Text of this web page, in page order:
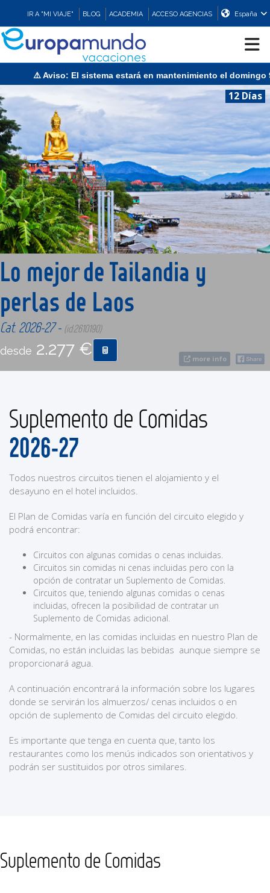
IR A "MI VIAJE" BLOG ACADEMIA ACCESO AGENCIAS España
CRUCEROS
EUROPA
ASIA
ORIENTE
PROMOCIONES
COMPRAR
CONTACTO
⚠️ Aviso: El sistema estará en mantenimiento el domingo 9 de
12 Días
more info
Lo mejor de Tailandia y
perlas de Laos
Cat. 2026-27 - (id:2610190)
desde 2.277 €
Suplemento de Comidas
2026-27
Todos nuestros circuitos tienen el alojamiento y el
desayuno en el hotel incluidos.
El Plan de Comidas varía en función del circuito elegido y
podrá encontrar:
Circuitos con algunas comidas o cenas incluidas.
Circuitos sin comidas ni cenas incluidas pero con la
opción de contratar un Suplemento de Comidas.
Circuitos que, teniendo algunas comidas o cenas
incluidas, ofrecen la posibilidad de contratar un
Suplemento de Comidas adicional.
- Normalmente, en las comidas incluidas en nuestro Plan de
Comidas, no están incluidas las bebidas aunque siempre se
proporcionará agua.
A continuación encontrará la información sobre los lugares
donde se servirán los almuerzos/ cenas incluidos o en
opción de suplemento de Comidas del circuito elegido.
Es importante que tenga en cuenta que, tanto los
restaurantes como los menús indicados son orientativos y
podrán ser sustituidos por otros similares.
Suplemento de Comidas